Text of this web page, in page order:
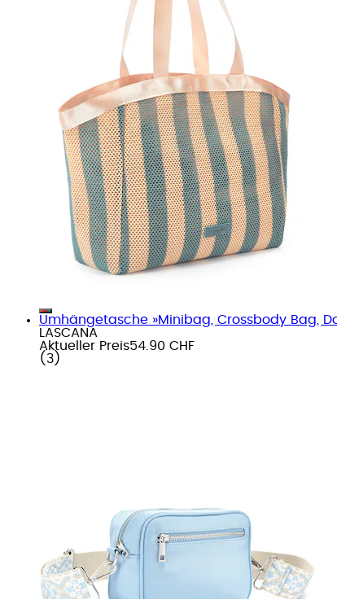
Umhängetasche »Minibag, Crossbody Bag,
LASCANA
Aktueller Preis54.90 CHF
( 3 )